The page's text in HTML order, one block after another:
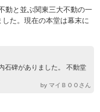
動と並ぶ関東三大不動の一
た。現在の本堂は幕末に
石碑がありました。 不動堂
by マイＢＯＯさん